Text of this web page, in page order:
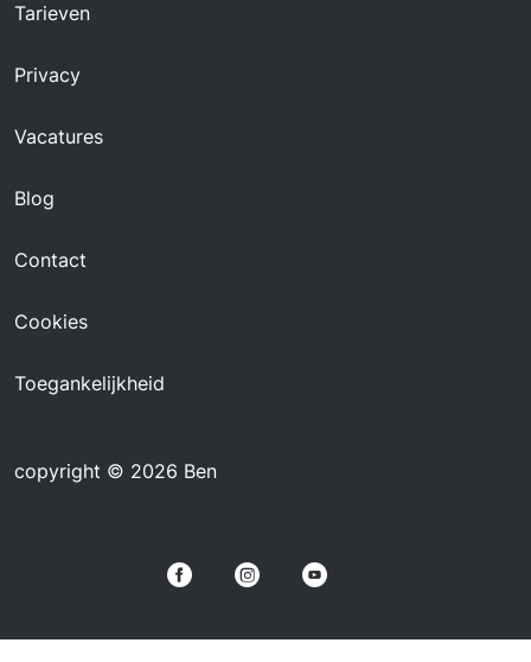
Tarieven
Privacy
Vacatures
Blog
Contact
Cookies
Toegankelijkheid
copyright © 2026 Ben